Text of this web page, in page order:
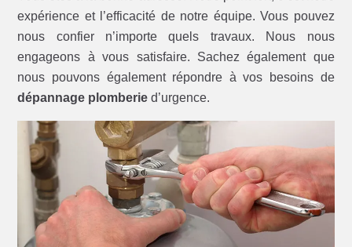
expérience et l’efficacité de notre équipe. Vous pouvez
nous confier n’importe quels travaux. Nous nous
engageons à vous satisfaire. Sachez également que
nous pouvons également répondre à vos besoins de
dépannage plomberie d’urgence.